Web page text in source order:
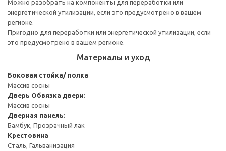
Можно разобрать на компоненты для переработки или
энергетической утилизации, если это предусмотрено в вашем
регионе.
Пригодно для переработки или энергетической утилизации, если
это предусмотрено в вашем регионе.
Материалы и уход
Боковая стойка/ полка
Массив сосны
Дверь Обвязка двери:
Массив сосны
Дверная панель:
Бамбук, Прозрачный лак
Крестовина
Сталь, Гальванизация